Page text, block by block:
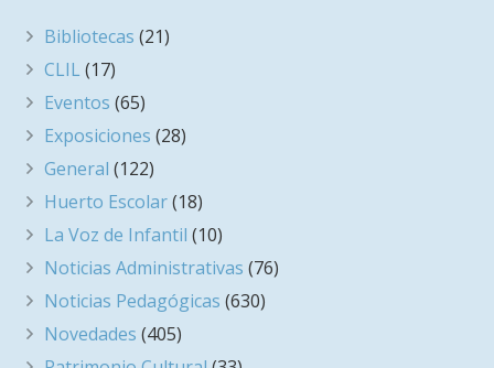
Bibliotecas (21)
CLIL (17)
Eventos (65)
Exposiciones (28)
General (122)
Huerto Escolar(18)
La Voz de Infantil (10)
Noticias Administrativas (76)
Noticias Pedagógicas (630)
Novedades (405)